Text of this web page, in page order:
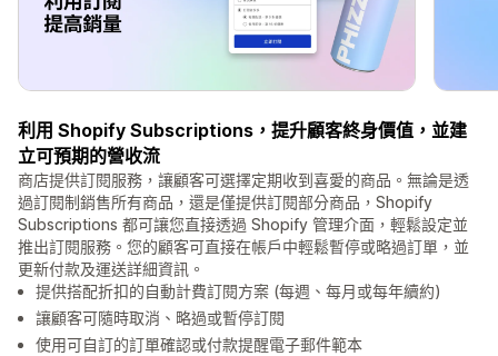
利用 Shopify Subscriptions，提升顧客終身價值，並建
立可預期的營收流
商店提供訂閱服務，讓顧客可選擇定期收到喜愛的商品。無論是透
過訂閱制銷售所有商品，還是僅提供訂閱部分商品，Shopify
Subscriptions 都可讓您直接透過 Shopify 管理介面，輕鬆設定並
推出訂閱服務。您的顧客可直接在帳戶中輕鬆暫停或略過訂單，並
更新付款及運送詳細資訊。
提供搭配折扣的自動計費訂閱方案 (每週、每月或每年續約)
讓顧客可隨時取消、略過或暫停訂閱
使用可自訂的訂單確認或付款提醒電子郵件範本